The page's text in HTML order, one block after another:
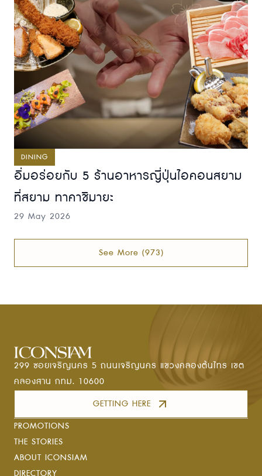
DINING
อิ่มอร่อยกับ 5 ร้านอาหารญี่ปุ่นไอคอนสยาม
ที่สยาม ทาคาชิมายะ
29 May 2026
See More (973)
299 ซอยเจริญนคร 5 ถนนเจริญนคร แขวงคลองต้นไทร เขต
คลองสาน กทม. 10600
GETTING HERE
PROMOTIONS
THE STORIES
ABOUT ICONSIAM